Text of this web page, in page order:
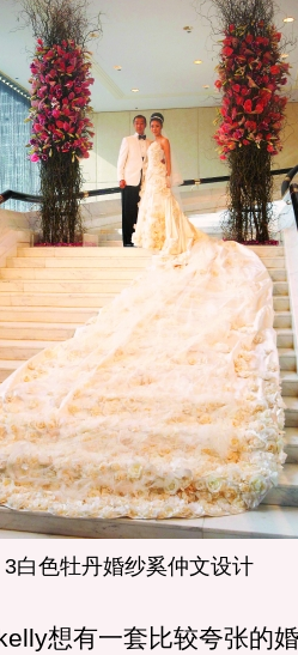
3白色牡丹婚纱奚仲文设计
想有一套比较夸张的